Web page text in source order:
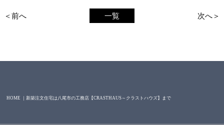
一覧
＜前へ 次へ＞
HOME ｜新築注文住宅は八尾市の工務店【CRASTHAUS～クラストハウズ】まで